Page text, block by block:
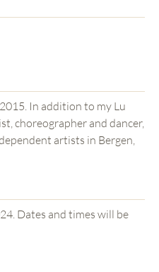
In addition to my Lu
choreographer and dancer,
artists in Bergen,
Dates and times will be